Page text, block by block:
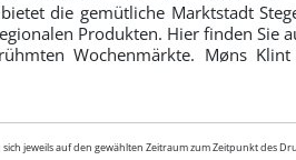
die gemütliche Marktstadt
Produkten. Hier finden Sie
Wochenmärkte. Møns
jeweils auf den gewählten Zeitraum zum Zeitpunkt des